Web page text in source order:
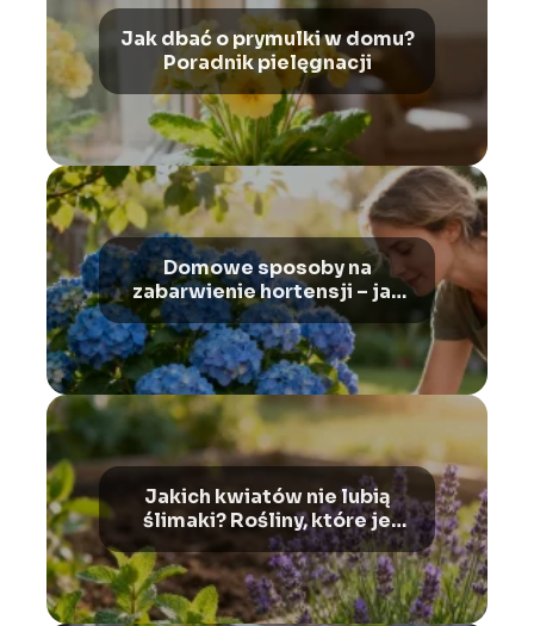
Jak dbać o prymulki w domu?
Poradnik pielęgnacji
Domowe sposoby na
zabarwienie hortensji – jak
zmienić kolor kwiatów?
Jakich kwiatów nie lubią
ślimaki? Rośliny, które je
odstraszają